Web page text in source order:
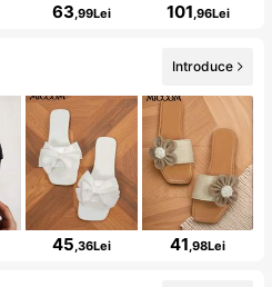
63,99Lei 101,96Lei
Introduce
45,36Lei 41,98Lei